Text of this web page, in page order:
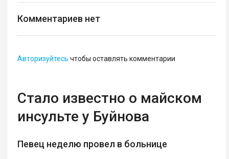
Комментариев нет
Авторизуйтесь чтобы оставлять комментарии
Стало известно о майском
инсульте у Буйнова
Певец неделю провел в больнице